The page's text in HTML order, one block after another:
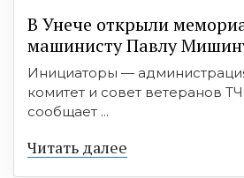
В Унече открыли
машинисту Павлу
Инициаторы —
комитет и совет ветеранов
сообщает ...
Читать далее